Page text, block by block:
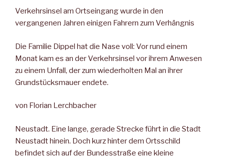
Verkehrsinsel am Ortseingang wurde in den
vergangenen Jahren einigen Fahrern zum Verhängnis
Die Familie Dippel hat die Nase voll: Vor rund einem
Monat kam es an der Verkehrsinsel vor ihrem Anwesen
zu einem Unfall, der zum wiederholten Mal an ihrer
Grundstücksmauer endete.
von Florian Lerchbacher
Neustadt. Eine lange, gerade Strecke führt in die Stadt
Neustadt hinein. Doch kurz hinter dem Ortsschild
befindet sich auf der Bundesstraße eine kleine